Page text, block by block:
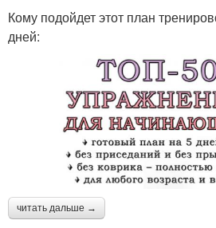
Кому подойдет этот план
дней:
читать дальше →